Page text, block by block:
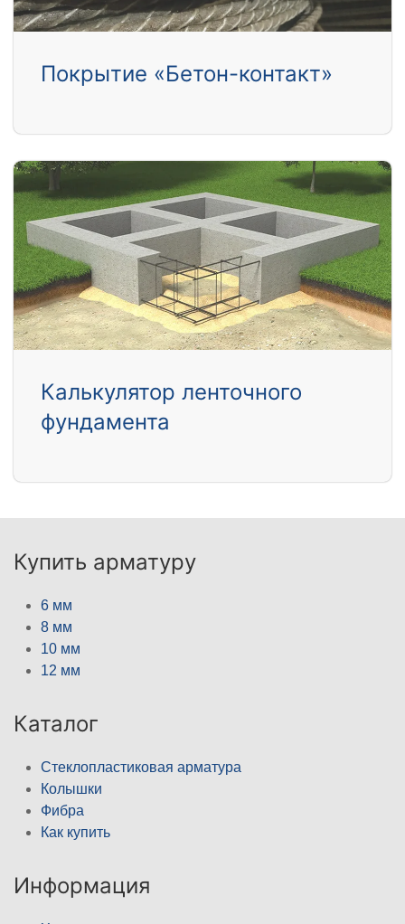
Покрытие «Бетон-контакт»
Калькулятор ленточного
фундамента
Купить арматуру
6 мм
8 мм
10 мм
12 мм
Каталог
Стеклопластиковая арматура
Колышки
Фибра
Как купить
Информация